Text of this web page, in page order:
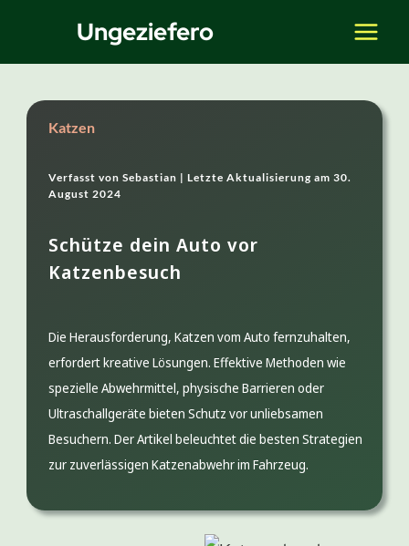
Ungeziefero
Katzen
Verfasst von Sebastian | Letzte Aktualisierung am 30.
August 2024
Schütze dein Auto vor
Katzenbesuch
Die Herausforderung, Katzen vom Auto fernzuhalten,
erfordert kreative Lösungen. Effektive Methoden wie
spezielle Abwehrmittel, physische Barrieren oder
Ultraschallgeräte bieten Schutz vor unliebsamen
Besuchern. Der Artikel beleuchtet die besten Strategien
zur zuverlässigen Katzenabwehr im Fahrzeug.